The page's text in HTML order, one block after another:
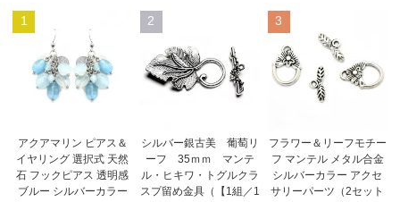
1
アクアマリン ピアス＆
イヤリング 選択式 天然
石 フックピアス 透明感
ブルー シルバーカラー
2
シルバー銀古美 葡萄リ
ーフ 35ｍｍ マンテ
ル・ヒキワ・トグルクラ
スプ留め金具（【1組／1
3
フラワー＆リーフモチー
フ マンテル メタル合金
シルバーカラー アクセ
サリーパーツ（2セット